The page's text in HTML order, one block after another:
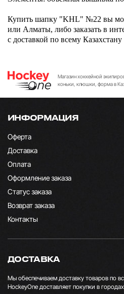
Купить шапку "KHL" №22 вы
или Алматы, либо заказать в
с доставкой по всему
Магазин хоккейной
коньки, клюшки, форма в
ИНФОРМАЦИЯ
Оферта
Доставка
Оплата
Оформление заказа
Статус заказа
Возврат заказа
Контакты
ДОСТАВКА
Мы обеспечиваем доставку товаров по
HockeyOne доставляет покупки в